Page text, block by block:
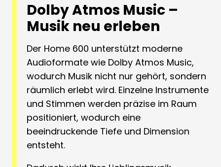
Dolby Atmos Music –
Musik neu erleben
Der Home 600 unterstützt moderne
Audioformate wie Dolby Atmos Music,
wodurch Musik nicht nur gehört, sondern
räumlich erlebt wird. Einzelne Instrumente
und Stimmen werden präzise im Raum
positioniert, wodurch eine
beeindruckende Tiefe und Dimension
entsteht.